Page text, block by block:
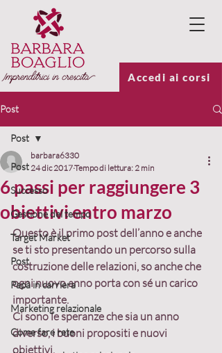
Accedi ai corsi
Post
Post
Successo
Gestione del tempo
Target Market
Post
Papà in carriera
Marketing relazionale
Come fare rete
Post
6 passi per raggiungere 3
obiettivi entro marzo
barbara6330
24 dic 2017Tempo di lettura: 2 min
Questo è il primo post dell’anno e anche
se ti sto presentando un percorso sulla
costruzione delle relazioni, so anche che
ogni nuovo anno porta con sé un carico
importante.
Ci sono le speranze che sia un anno
diverso, i buoni propositi e nuovi
obiettivi.